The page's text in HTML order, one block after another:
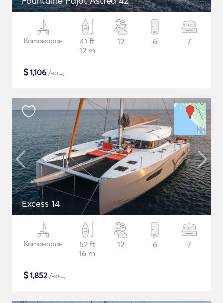
Катамаран
41 ft
12 m
12 6 7
$1,106 /нощ
Excess 14
Катамаран
52 ft
16 m
12 6 7
$1,852/нощ